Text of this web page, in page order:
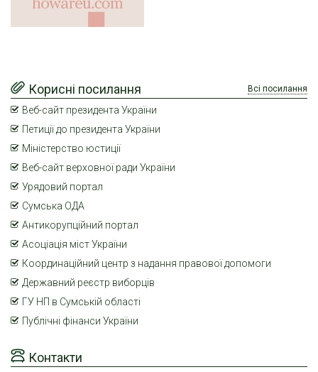
Контакти
Корисні посилання Всі посилання
Веб-сайт президента України
Петиції до президента України
Міністерство юстиції
Веб-сайт верховної ради України
Урядовий портал
Сумська ОДА
Антикорупційний портал
Асоціація міст України
Координаційний центр з надання правової допомоги
Державний реєстр виборців
ГУ НП в Сумській області
Публічні фінанси України